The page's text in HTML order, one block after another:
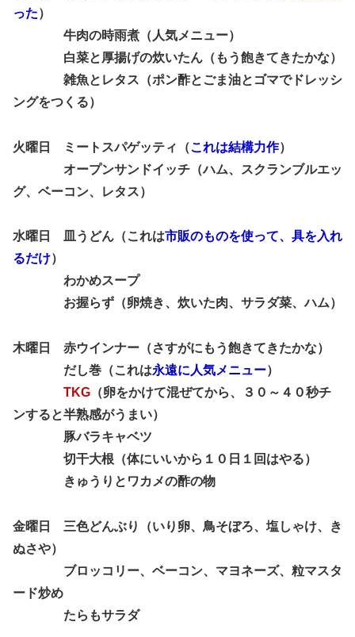
った）
牛肉の時雨煮（人気メニュー）
白菜と厚揚げの炊いたん（もう飽きてきたかな）
雑魚とレタス（ポン酢とごま油とゴマでドレッシ
ングをつくる）
火曜日 ミートスパゲッティ（これは結構力作）
オープンサンドイッチ（ハム、スクランブルエッ
グ、ベーコン、レタス）
水曜日 皿うどん（これは市販のものを使って、具を入れ
るだけ）
わかめスープ
お握らず（卵焼き、炊いた肉、サラダ菜、ハム）
木曜日 赤ウインナー（さすがにもう飽きてきたかな）
だし巻（これは永遠に人気メニュー）
TKG （卵をかけて混ぜてから、３０～４０秒チ
ンすると半熟感がうまい）
豚バラキャベツ
切干大根（体にいいから１０日１回はやる）
きゅうりとワカメの酢の物
金曜日 三色どんぶり（いり卵、鳥そぼろ、塩しゃけ、き
ぬさや）
ブロッコリー、ベーコン、マヨネーズ、粒マスタ
ード炒め
たらもサラダ